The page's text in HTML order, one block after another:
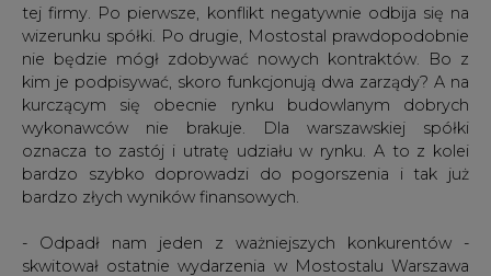
tej firmy. Po pierwsze, konflikt negatywnie odbija się na
wizerunku spółki. Po drugie, Mostostal prawdopodobnie
nie będzie mógł zdobywać nowych kontraktów. Bo z
kim je podpisywać, skoro funkcjonują dwa zarządy? A na
kurczącym się obecnie rynku budowlanym dobrych
wykonawców nie brakuje. Dla warszawskiej spółki
oznacza to zastój i utratę udziału w rynku. A to z kolei
bardzo szybko doprowadzi do pogorszenia i tak już
bardzo złych wyników finansowych.
- Odpadł nam jeden z ważniejszych konkurentów -
skwitował ostatnie wydarzenia w Mostostalu Warszawa